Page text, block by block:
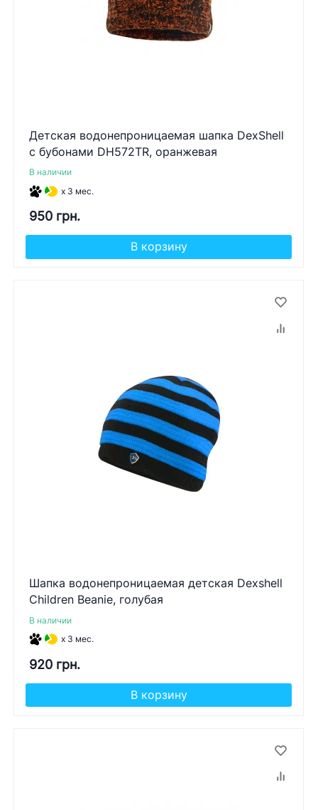
Детская водонепроницаемая шапка DexShell
с бубонами DH572TR, оранжевая
В наличии
x 3 мес.
950 грн.
В корзину
Шапка водонепроницаемая детская Dexshell
Children Beanie, голубая
В наличии
x 3 мес.
920 грн.
В корзину